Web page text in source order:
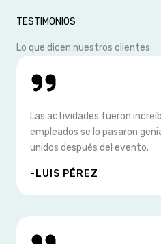
TESTIMONIOS
Lo que dicen nuestros clientes
Las actividades fueron
empleados se lo pasaron
unidos después del evento.
-LUIS PÉREZ